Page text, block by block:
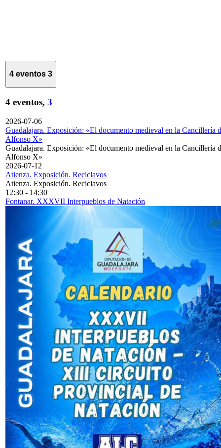
4 eventos 3
4 eventos, 3
2026-07-06
Guadalajara. Exposición: «El documento medieval en la Cancillería
Alfonso X»
Guadalajara. Exposición: «El documento medieval en la Cancillería
Alfonso X»
2026-07-12
Atienza. Exposición. Reciclavos
Atienza. Exposición. Reciclavos
12:30 - 14:30
Fontanar. XXXVII Interpueblos de Natación